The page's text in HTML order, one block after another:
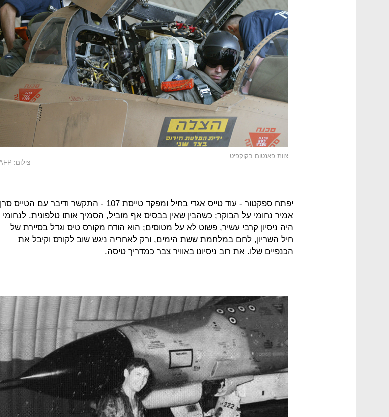
צוות פאנטום בקוקפיט
צילום: AFP
יפתח ספקטור - עוד טייס אגדי בחיל ומפקד טייסת 107 - התקשר ודיבר עם הטייס סרן
אמיר נחומי על הבוקר; כשהבין שאין בבסיס אף מוביל, הסמיך אותו טלפונית. לנחומי
היה ניסיון קרבי עשיר, פשוט לא על מטוסים; הוא הודח מקורס טיס וגדל בסיירת של
חיל השריון, לחם במלחמת ששת הימים, ורק לאחריה ניגש שוב לקורס וקיבל את
הכנפיים שלו. את רוב ניסיונו באוויר צבר כמדריך טיסה.